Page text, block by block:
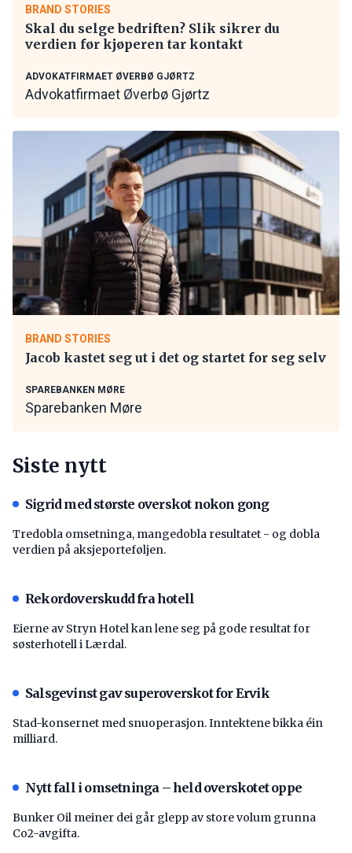
BRAND STORIES
Skal du selge bedriften? Slik sikrer du
verdien før kjøperen tar kontakt
ADVOKATFIRMAET ØVERBØ GJØRTZ
Advokatfirmaet Øverbø Gjørtz
BRAND STORIES
Jacob kastet seg ut i det og startet for seg selv
SPAREBANKEN MØRE
Sparebanken Møre
Siste nytt
Sigrid med største overskot nokon gong
Tredobla omsetninga, mangedobla resultatet - og dobla
verdien på aksjeporteføljen.
Rekordoverskudd fra hotell
Eierne av Stryn Hotel kan lene seg på gode resultat for
søsterhotell i Lærdal.
Salsgevinst gav superoverskot for Ervik
Stad-konsernet med snuoperasjon. Inntektene bikka éin
milliard.
Nytt fall i omsetninga – held overskotet oppe
Bunker Oil meiner dei går glepp av store volum grunna
Co2-avgifta.